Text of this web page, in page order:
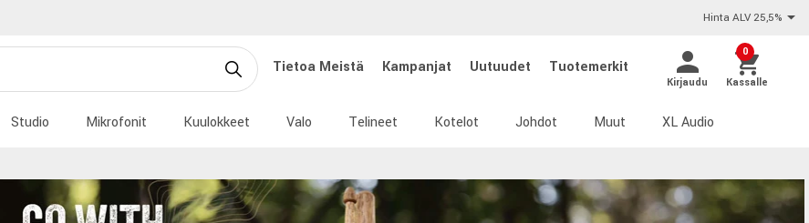
Hinta ALV 25,5%
Tietoa Meistä Kampanjat Uutuudet Tuotemerkit
Kirjaudu
0
Kassalle
Studio Mikrofonit Kuulokkeet Valo Telineet Kotelot Johdot Muut XL Audio